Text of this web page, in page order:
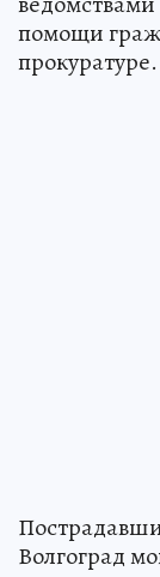
помощи
прокуратуре.
Волгоград